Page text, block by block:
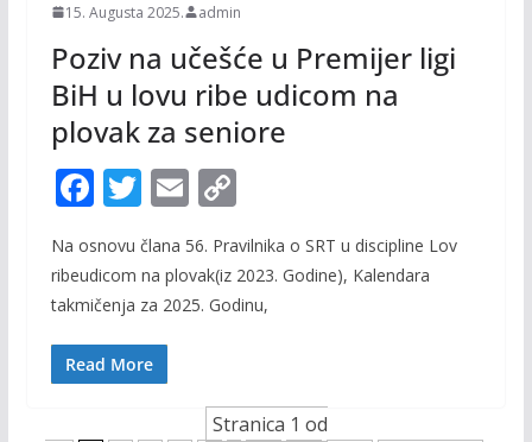
15. Augusta 2025. admin
Poziv na učešće u Premijer ligi
BiH u lovu ribe udicom na
plovak za seniore
F
e
b
o
o
T
w
itt
er
E
ai
l
C
o
p
y
k
Na osnovu člana 56. Pravilnika o SRT u discipline Lov
ribeudicom na plovak(iz 2023. Godine), Kalendara
takmičenja za 2025. Godinu,
Read More
Stranica 1 od